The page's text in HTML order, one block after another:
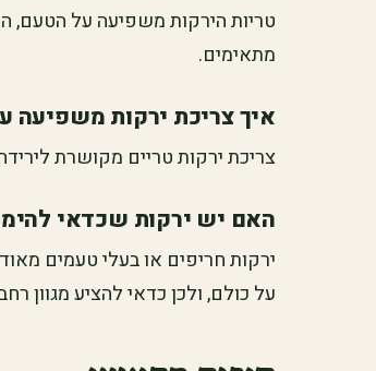
טריות הירקות משפיעה על הטעם,
מתאימים.
איך צריכת ירקות משפיעה
צריכת ירקות טריים מקושרת
האם יש ירקות שכדאי
ירקות חריפים או בעלי טעמים
על כולם, ולכן כדאי להציע מגוון